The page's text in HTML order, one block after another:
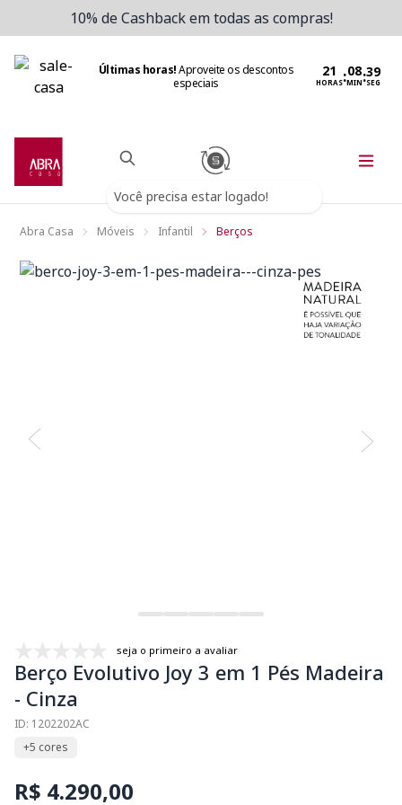
10% de Cashback em todas as compras!
Últimas horas!Aproveite os descontos
especiais
HORAS:MIN:SEG
Você precisa estar logado!
Abra Casa Móveis Infantil Berços
seja o primeiro a avaliar
Berço Evolutivo Joy 3 em 1 Pés Madeira
- Cinza
ID: 1202202AC
+5 cores
R$ 4.290,00